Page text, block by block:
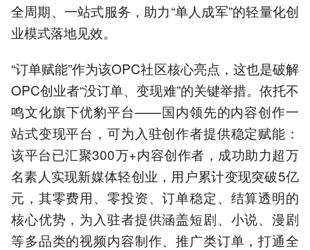
全周期、一站式服务，助力“单人成军”的轻量化创
业模式落地见效。
“订单赋能”作为该OPC社区核心亮点，这也是破解
OPC创业者“没订单、变现难”的关键举措。依托不
鸣文化旗下优豹平台——国内领先的内容创作一
站式变现平台，可为入驻创作者提供稳定赋能：
该平台已汇聚300万+内容创作者，成功助力超万
名素人实现新媒体轻创业，用户累计变现突破5亿
元，其零费用、零投资、订单稳定、结算透明的
核心优势，为入驻者提供涵盖短剧、小说、漫剧
等多品类的视频内容制作、推广类订单，打通全